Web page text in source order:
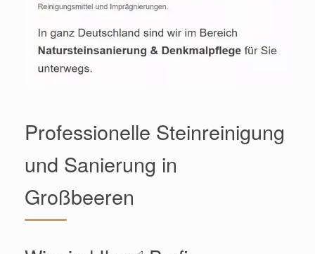
Professionelle Steinreinigung
und Sanierung in
Großbeeren